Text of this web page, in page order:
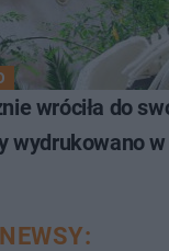
wróciła do
wydrukowano w